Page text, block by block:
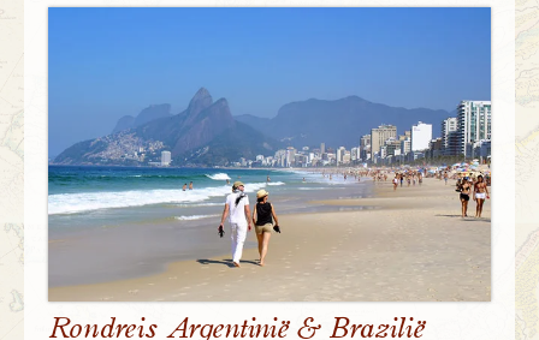
Rondreis Argentinië & Brazilië